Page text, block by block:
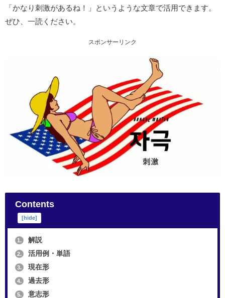
「かなり刺激があるね！」というような文章で活用できます。
ぜひ、一読ください。
スポンサーリンク
Contents
[hide]
1. 解説
2. 活用例・単語
3. 現在形
4. 過去形
5. 意志形